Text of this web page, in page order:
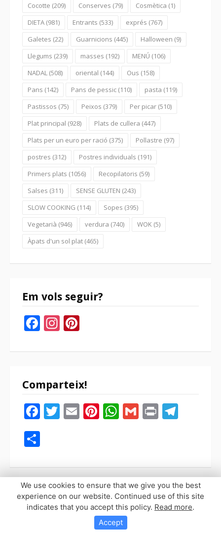
Cocotte (209) Conserves (79) Cosmètica (1)
DIETA (981) Entrants (533) exprés (767)
Galetes (22) Guarnicions (445) Halloween (9)
Llegums (239) masses (192) MENÚ (106)
NADAL (508) oriental (144) Ous (158)
Pans (142) Pans de pessic (110) pasta (119)
Pastissos (75) Peixos (379) Per picar (510)
Plat principal (928) Plats de cullera (447)
Plats per un euro per ració (375) Pollastre (97)
postres (312) Postres individuals (191)
Primers plats (1056) Recopilatoris (59)
Salses (311) SENSE GLUTEN (243)
SLOW COOKING (114) Sopes (395)
Vegetarià (946) verdura (740) WOK (5)
Àpats d'un sol plat (465)
Em vols seguir?
Facebook
Instagram
Comparteix!
Facebook
Twitter
EmailPinterest
WhatsApp
Gmail
Print
Copyright © 2026 Sopaypilla. Todos los derechos reservados.
Tema Fooding por
We use cookies to ensure that we give you the best
experience on our website. Continued use of this site
indicates that you accept this policy. Read more.
Accept